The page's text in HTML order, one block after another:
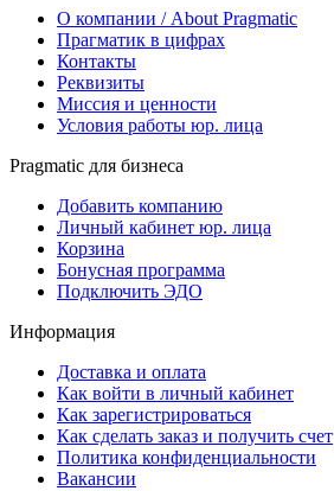
О компании / About Pragmatic
Прагматик в цифрах
Контакты
Реквизиты
Миссия и ценности
Условия работы юр. лица
Pragmatic для бизнеса
Добавить компанию
Личный кабинет юр. лица
Корзина
Бонусная программа
Подключить ЭДО
Информация
Доставка и оплата
Как войти в личный кабинет
Как зарегистрироваться
Как сделать заказ и получить счет
Политика конфиденциальности
Вакансии